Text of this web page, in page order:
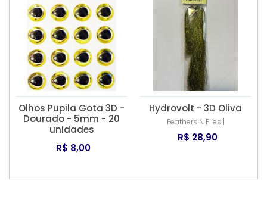
Olhos Pupila Gota 3D -
Dourado - 5mm - 20
unidades
R$ 8,00
Hydrovolt - 3D Oliva
Feathers N Flies |
R$ 28,90